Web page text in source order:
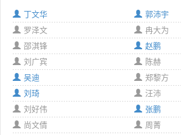
丁文华
郭沛宇
罗泽文
冉大为
邵淇锋
赵鹏
刘广宾
陈赫
吴迪
郑黎方
刘琦
汪沛
刘好伟
张鹏
尚文倩
周菁